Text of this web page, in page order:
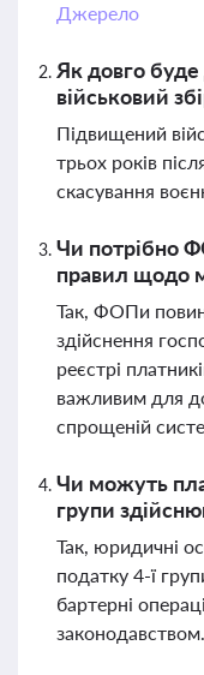
Джерело
Як довго
військовий
Підвищений
трьох років
скасування
Чи потрібно
правил щодо
Так, ФОПи
здійснення
реєстрі
важливим для
спрощеній
Чи можуть
групи
Так, юридичні
податку 4-ї
бартерні
законодавством.